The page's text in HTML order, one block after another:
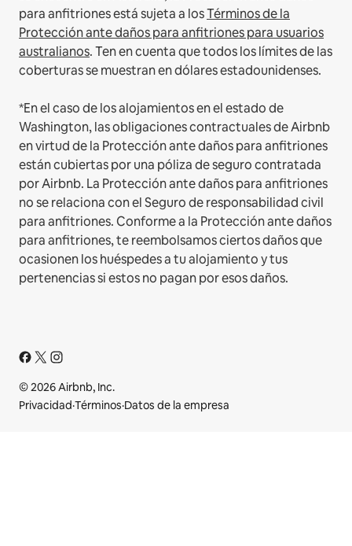
para anfitriones está sujeta a losTérminos de la
Protección ante daños para anfitriones para usuarios
australianos. Ten en cuenta que todos los límites de las
coberturas se muestran en dólares estadounidenses.
*En el caso de los alojamientos en el estado de
Washington, las obligaciones contractuales de Airbnb
en virtud de la Protección ante daños para anfitriones
están cubiertas por una póliza de seguro contratada
por Airbnb. La Protección ante daños para anfitriones
no se relaciona con el Seguro de responsabilidad civil
para anfitriones. Conforme a la Protección ante daños
para anfitriones, te reembolsamos ciertos daños que
ocasionen los huéspedes a tu alojamiento y tus
pertenencias si estos no pagan por esos daños.
© 2026 Airbnb, Inc.
Privacidad·Términos·Datos de la empresa